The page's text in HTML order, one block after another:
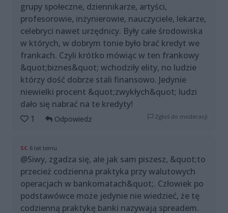
grupy społeczne, dziennikarze, artyści,
profesorowie, inżynierowie, nauczyciele, lekarze,
celebryci nawet urzędnicy. Były całe środowiska
w których, w dobrym tonie było brać kredyt we
frankach. Czyli krótko mówiąc w ten frankowy
&quot;biznes&quot; wchodziły elity, no ludzie
którzy dość dobrze stali finansowo. Jedynie
niewielki procent &quot;zwykłych&quot; ludzi
dało się nabrać na te kredyty!
1
Odpowiedz Zgłoś do moderacji
SC 6 lat temu
@Siwy, zgadza się, ale jak sam piszesz, &quot;to
przecież codzienna praktyka przy walutowych
operacjach w bankomatach&quot;. Człowiek po
podstawówce może jedynie nie wiedzieć, że tę
codzienną praktykę banki nazywają spreadem.